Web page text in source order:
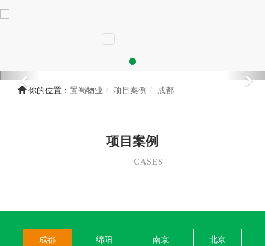
你的位置： 置蜀物业 项目案例 成都
项目案例
CASES
成都 绵阳 南京 北京